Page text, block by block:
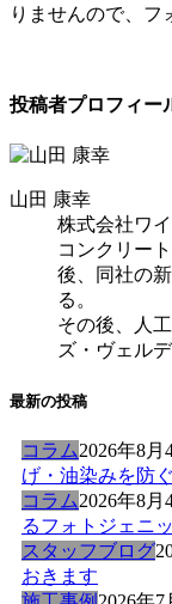
りませんので、フ
投稿者プロフィー
山田 康幸
株式会社ワ
コンクリー
後、同社の
る。
その後、人
ズ・ヴェルデ
最新の投稿
コラム2026年8月
げ・油染みを防
コラム2026年8月
るフォトジェニ
スタッフブログ
おきます